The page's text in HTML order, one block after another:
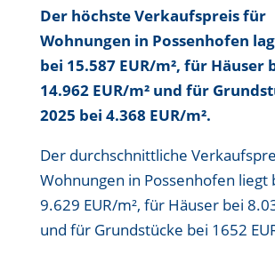
Der höchste Verkaufspreis für
Wohnungen in Possenhofen
bei 15.587 EUR/m², für Häuser
14.962 EUR/m²und für
2025 bei 4.368 EUR/m².
Der durchschnittliche
Wohnungen in Possenhofen liegt
9.629 EUR/m², für Häuser bei
und für Grundstücke bei 1652